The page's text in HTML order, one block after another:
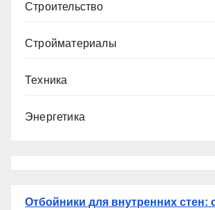
Строительство
Стройматериалы
Техника
Энергетика
Отбойники для внутренних стен: